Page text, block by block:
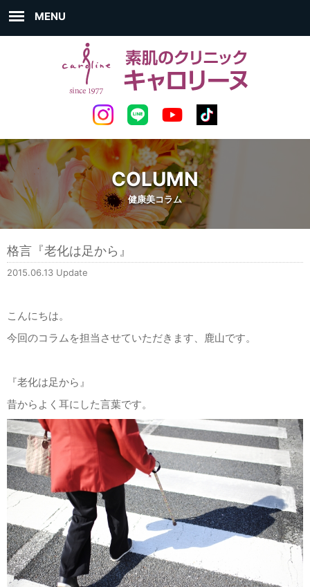
MENU
COLUMN
健康美コラム
格言『老化は足から』
2015.06.13 Update
こんにちは。
今回のコラムを担当させていただきます、鹿山です。
『老化は足から』
昔からよく耳にした言葉です。